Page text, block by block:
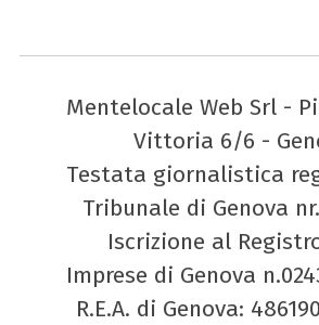
Mentelocale Web Srl -
Vittoria 6/6 -
Testata giornalistica
Tribunale di Genova
Iscrizione al
Imprese di Genova
R.E.A. di Genova: